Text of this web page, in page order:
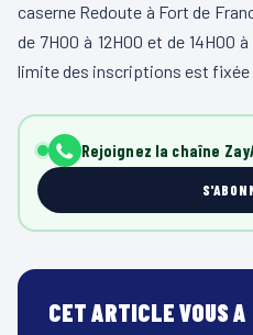
caserne Redoute à Fort de
de 7H00 à 12H00 et de 14H00
limite des inscriptions est fixée
Rejoignez la chaîne
CET ARTICLE VOUS A